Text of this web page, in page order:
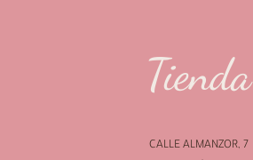
Tienda
CALLE ALMANZOR, 7